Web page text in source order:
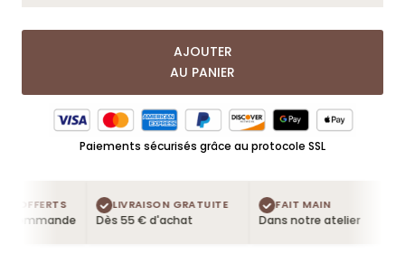
AJOUTER
AU PANIER
Paiements sécurisés grâce au protocole SSL
OFFERTS LIVRAISON GRATUITE
Dès 55 € d'achat
FAIT MAIN
Dans notre atelier